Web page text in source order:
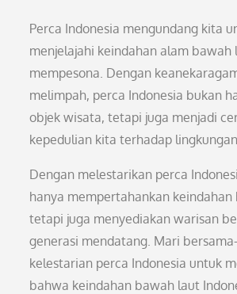
Perca Indonesia mengundang kita
menjelajahi keindahan alam bawah
mempesona. Dengan
melimpah, perca Indonesia bukan
objek wisata, tetapi juga menjadi
kepedulian kita terhadap
Dengan melestarikan perca
hanya mempertahankan
tetapi juga menyediakan warisan
generasi mendatang. Mari
kelestarian perca Indonesia untuk
bahwa keindahan bawah laut